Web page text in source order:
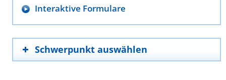
Interaktive Formulare
Schwerpunkt auswählen